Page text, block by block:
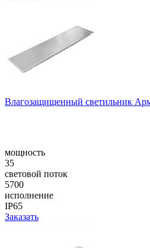
Влагозащищенный светильник
мощность
35
световой поток
5700
исполнение
IP65
Заказать